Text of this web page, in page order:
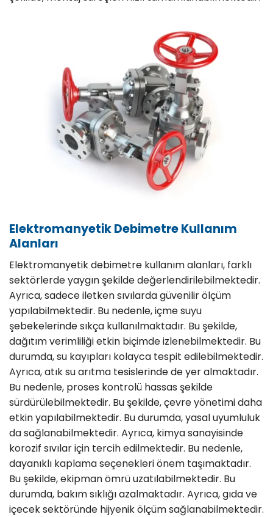
Elektromanyetik Debimetre Kullanım
Alanları
Elektromanyetik debimetre kullanım alanları, farklı
sektörlerde yaygın şekilde değerlendirilebilmektedir.
Ayrıca, sadece iletken sıvılarda güvenilir ölçüm
yapılabilmektedir. Bu nedenle, içme suyu
şebekelerinde sıkça kullanılmaktadır. Bu şekilde,
dağıtım verimliliği etkin biçimde izlenebilmektedir. Bu
durumda, su kayıpları kolayca tespit edilebilmektedir.
Ayrıca, atık su arıtma tesislerinde de yer almaktadır.
Bu nedenle, proses kontrolü hassas şekilde
sürdürülebilmektedir. Bu şekilde, çevre yönetimi daha
etkin yapılabilmektedir. Bu durumda, yasal uyumluluk
da sağlanabilmektedir. Ayrıca, kimya sanayisinde
korozif sıvılar için tercih edilmektedir. Bu nedenle,
dayanıklı kaplama seçenekleri önem taşımaktadır.
Bu şekilde, ekipman ömrü uzatılabilmektedir. Bu
durumda, bakım sıklığı azalmaktadır. Ayrıca, gıda ve
içecek sektöründe hijyenik ölçüm sağlanabilmektedir.